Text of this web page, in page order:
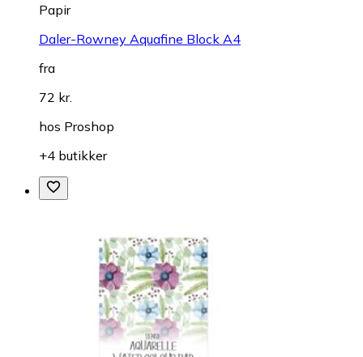
Papir
Daler-Rowney Aquafine Block A4
fra
72 kr.
hos Proshop
+4 butikker